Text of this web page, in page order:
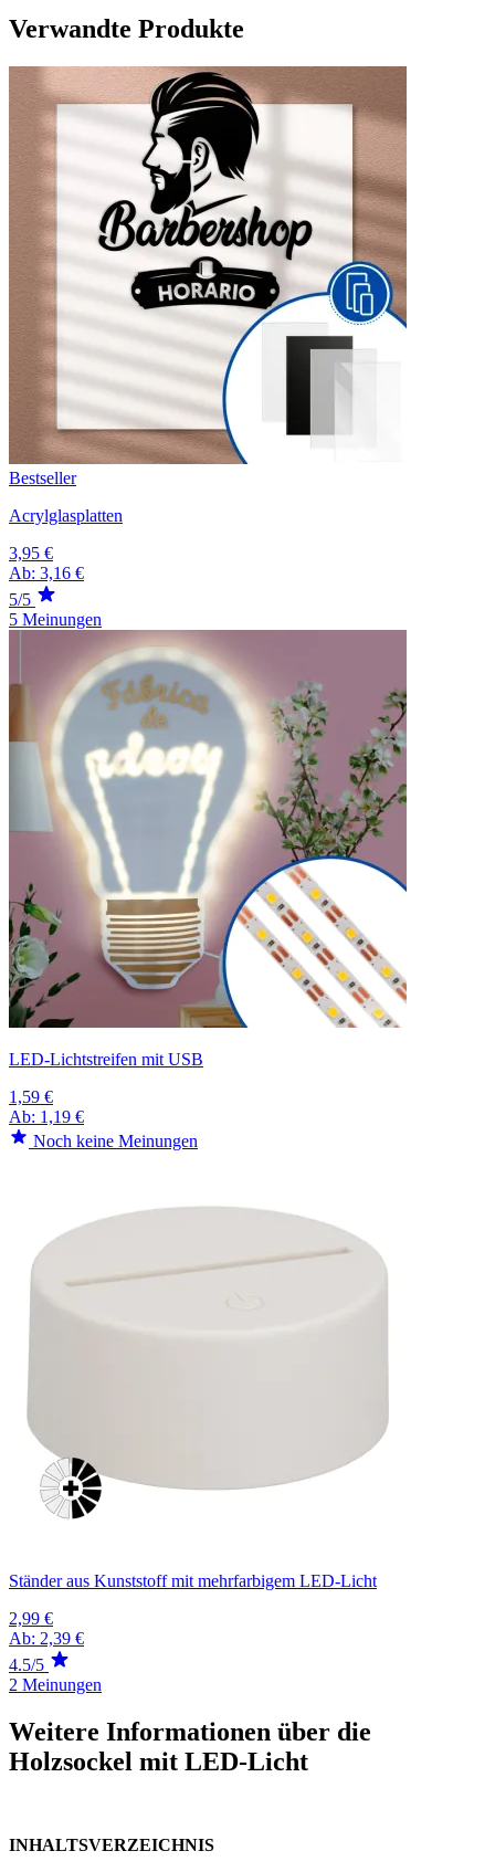
Verwandte Produkte
Bestseller
Acrylglasplatten
3,95 €
Ab: 3,16 €
5/5
5 Meinungen
LED-Lichtstreifen mit USB
1,59 €
Ab: 1,19 €
Noch keine Meinungen
Ständer aus Kunststoff mit mehrfarbigem LED-Licht
2,99 €
Ab: 2,39 €
4.5/5
2 Meinungen
Weitere Informationen über die
Holzsockel mit LED-Licht
INHALTSVERZEICHNIS